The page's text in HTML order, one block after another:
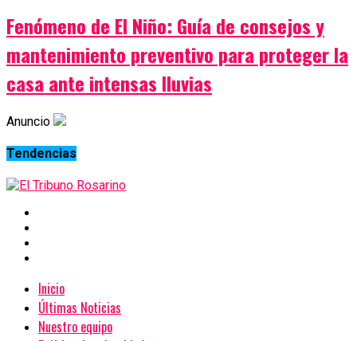
Fenómeno de El Niño: Guía de consejos y
mantenimiento preventivo para proteger la
casa ante intensas lluvias
Anuncio
Tendencias
Inicio
Últimas Noticias
Nuestro equipo